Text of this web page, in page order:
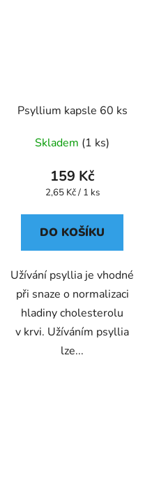
Psyllium kapsle 60 ks
Skladem (1 ks)
159 Kč
Měrná
2,65 Kč / 1 ks
DO KOŠÍKU
Užívání psyllia je vhodné
při snaze o normalizaci
hladiny cholesterolu
v krvi. Užíváním psyllia
lze...